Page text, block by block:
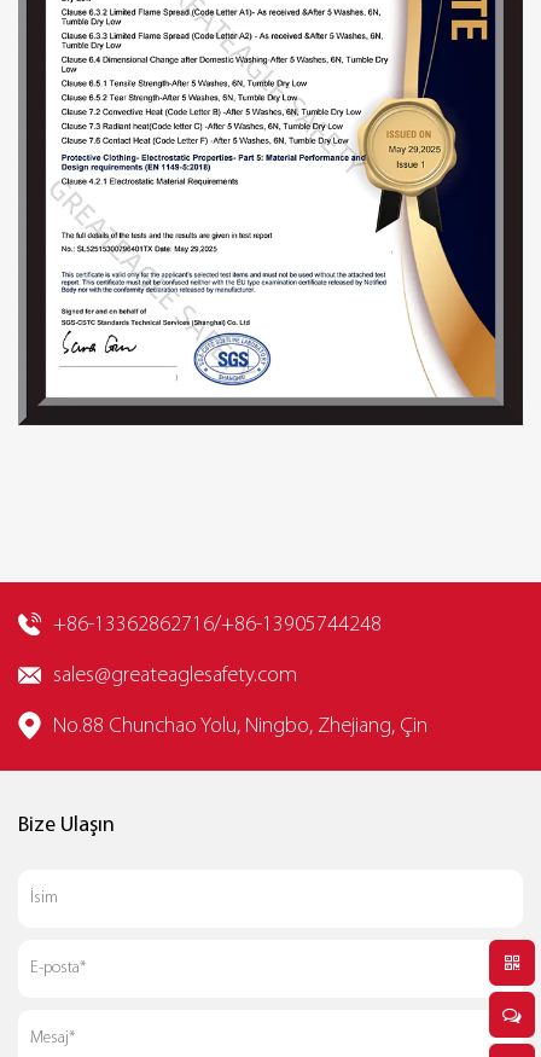
+86-13362862716/+86-13905744248
sales@greateaglesafety.com
No.88 Chunchao Yolu, Ningbo, Zhejiang, Çin
Bize Ulaşın